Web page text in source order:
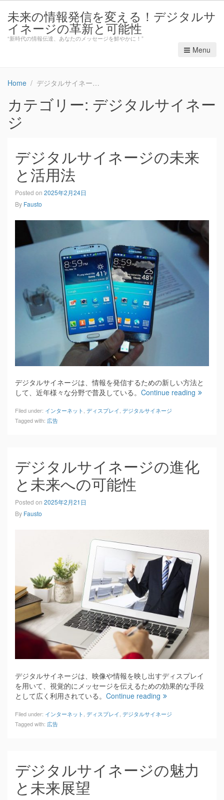
未来の情報発信を変える！デジタルサ
イネージの革新と可能性
“新時代の情報伝達、あなたのメッセージを鮮やかに！”
Menu
Home デジタルサイネージ
カテゴリー: デジタルサイネー
ジ
デジタルサイネージの未来
と活用法
Posted on 2025年2月24日
By Fausto
デジタルサイネージは、情報を発信するための新しい方法と
して、近年様々な分野で普及している。 Continue reading
Filed under: インターネット ディスプレイ デジタルサイネージ
Tagged with: 広告
デジタルサイネージの進化
と未来への可能性
Posted on 2025年2月21日
By Fausto
デジタルサイネージは、映像や情報を映し出すディスプレイ
を用いて、視覚的にメッセージを伝えるための効果的な手段
として広く利用されている。 Continue reading
Filed under: インターネット ディスプレイ デジタルサイネージ
Tagged with: 広告
デジタルサイネージの魅力
と未来展望